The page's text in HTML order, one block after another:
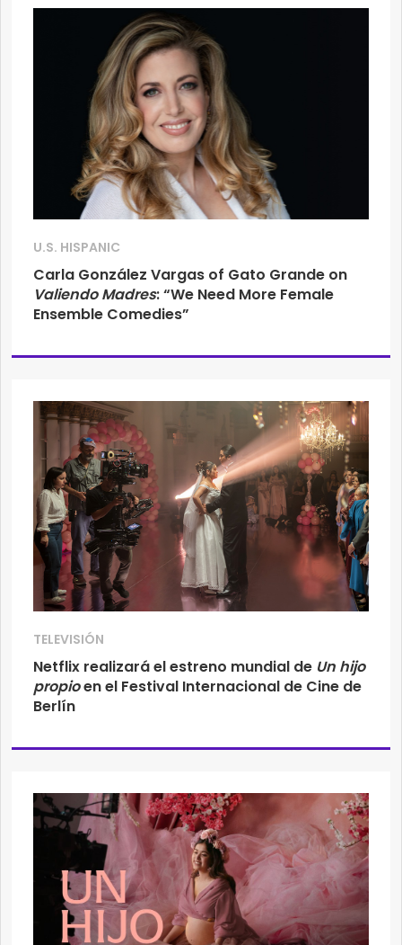
U.S. HISPANIC
Carla González Vargas of Gato Grande on
Valiendo Madres: “We Need More Female
Ensemble Comedies”
TELEVISIÓN
Netflix realizará el estreno mundial de Un hijo
propioen el Festival Internacional de Cine de
Berlín